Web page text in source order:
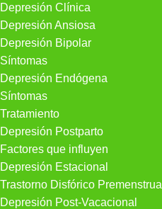
Depresión Clínica
Depresión Ansiosa
Depresión Bipolar
Síntomas
Depresión Endógena
Síntomas
Tratamiento
Depresión Postparto
Factores que influyen
Depresión Estacional
Trastorno Disfórico Premenstrual
Depresión Post-Vacacional